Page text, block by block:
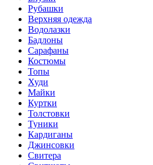
Рубашки
Верхняя одежда
Водолазки
Бадлоны
Сарафаны
Костюмы
Топы
Худи
Майки
Куртки
Толстовки
Туники
Кардиганы
Джинсовки
Свитера